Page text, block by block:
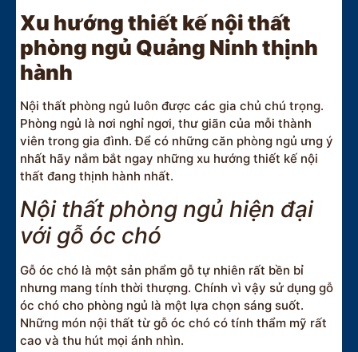
Xu hướng thiết kế nội thất
phòng ngủ Quảng Ninh thịnh
hành
Nội thất phòng ngủ luôn được các gia chủ chú trọng.
Phòng ngủ là nơi nghỉ ngơi, thư giãn của mỗi thành
viên trong gia đình. Để có những căn phòng ngủ ưng ý
nhất hãy nắm bắt ngay những xu hướng thiết kế nội
thất đang thịnh hành nhất.
Nội thất phòng ngủ hiện đại
với gỗ óc chó
Gỗ óc chó là một sản phẩm gỗ tự nhiên rất bền bỉ
nhưng mang tính thời thượng. Chính vì vậy sử dụng gỗ
óc chó cho phòng ngủ là một lựa chọn sáng suốt.
Những món nội thất từ gỗ óc chó có tính thẩm mỹ rất
cao và thu hút mọi ánh nhìn.